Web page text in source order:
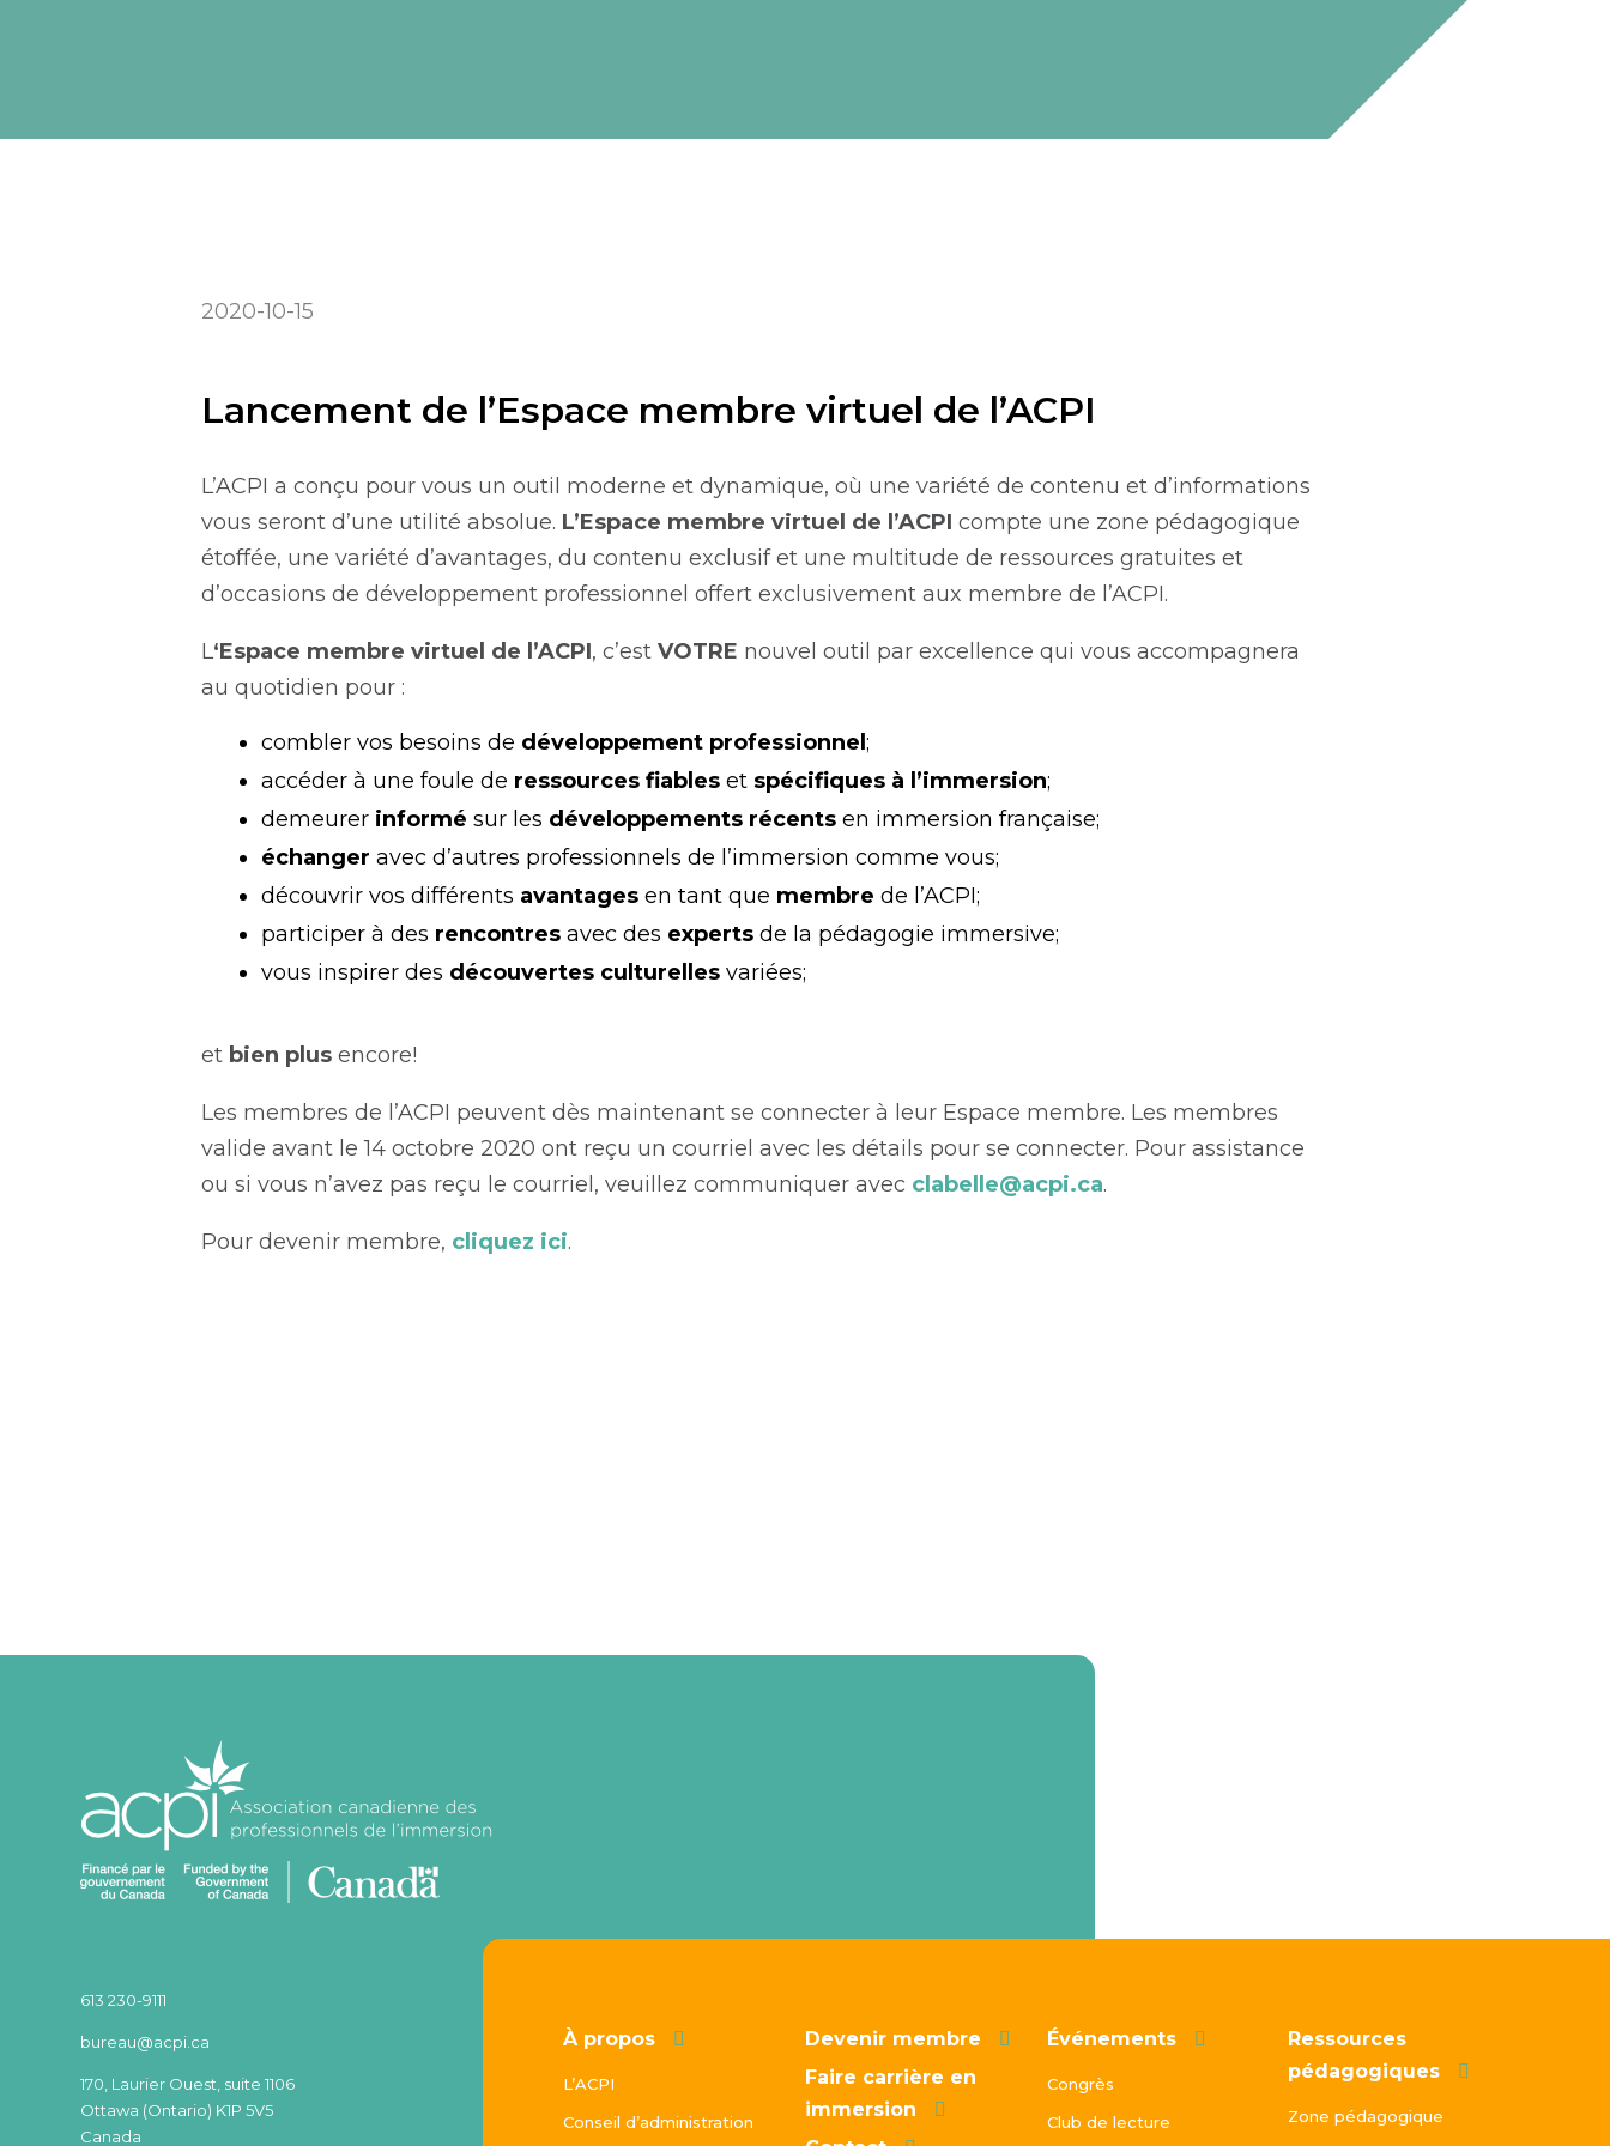
2020-10-15
Lancement de l’Espace membre virtuel de l’ACPI
L’ACPI a conçu pour vous un outil moderne et dynamique, où une variété de contenu et d’informations
vous seront d’une utilité absolue. L’Espace membre virtuel de l’ACPI compte une zone pédagogique
étoffée, une variété d’avantages, du contenu exclusif et une multitude de ressources gratuites et
d’occasions de développement professionnel offert exclusivement aux membre de l’ACPI.
L‘Espace membre virtuel de l’ACPI, c’est VOTRE nouvel outil par excellence qui vous accompagnera
au quotidien pour :
combler vos besoins de développement professionnel ;
accéder à une foule de ressources fiableset spécifiques à l’immersion;
demeurer informé sur les développements récentsen immersion française;
échanger avec d’autres professionnels de l’immersion comme vous;
découvrir vos différents avantages en tant que membre de l’ACPI;
participer à des rencontres avec des experts de la pédagogie immersive;
vous inspirer des découvertes culturellesvariées;
et bien plusencore!
Les membres de l’ACPI peuvent dès maintenant se connecter à leur Espace membre. Les membres
valide avant le 14 octobre 2020 ont reçu un courriel avec les détails pour se connecter. Pour assistance
ou si vous n’avez pas reçu le courriel, veuillez communiquer avec clabelle@acpi.ca.
Pour devenir membre, cliquez ici.
613 230-9111
bureau@acpi.ca
170, Laurier Ouest, suite 1106
Ottawa (Ontario) K1P 5V5
Canada
À propos
L’ACPI
Conseil d’administration
Devenir membre
Faire carrière en
immersion
Événements
Congrès
Club de lecture
Ressources
pédagogiques
Zone pédagogique